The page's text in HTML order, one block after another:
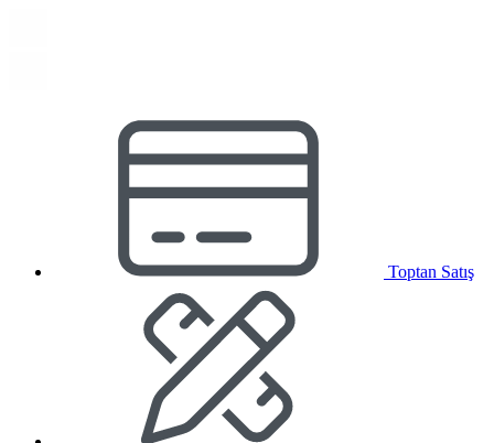
Toptan Satış